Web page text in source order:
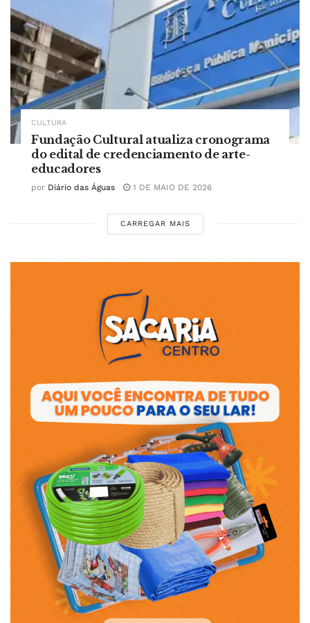
CULTURA
Fundação Cultural atualiza cronograma
do edital de credenciamento de arte-
educadores
por Diário das Águas 1 DE MAIO DE 2026
CARREGAR MAIS